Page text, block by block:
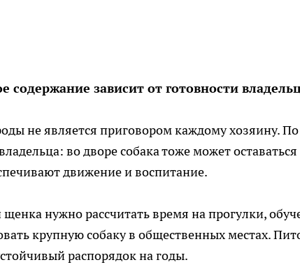
содержание зависит от готовности
не является приговором каждому хозяину.
во дворе собака тоже может
движение и воспитание.
нужно рассчитать время на прогулки,
крупную собаку в общественных местах.
распорядок на годы.